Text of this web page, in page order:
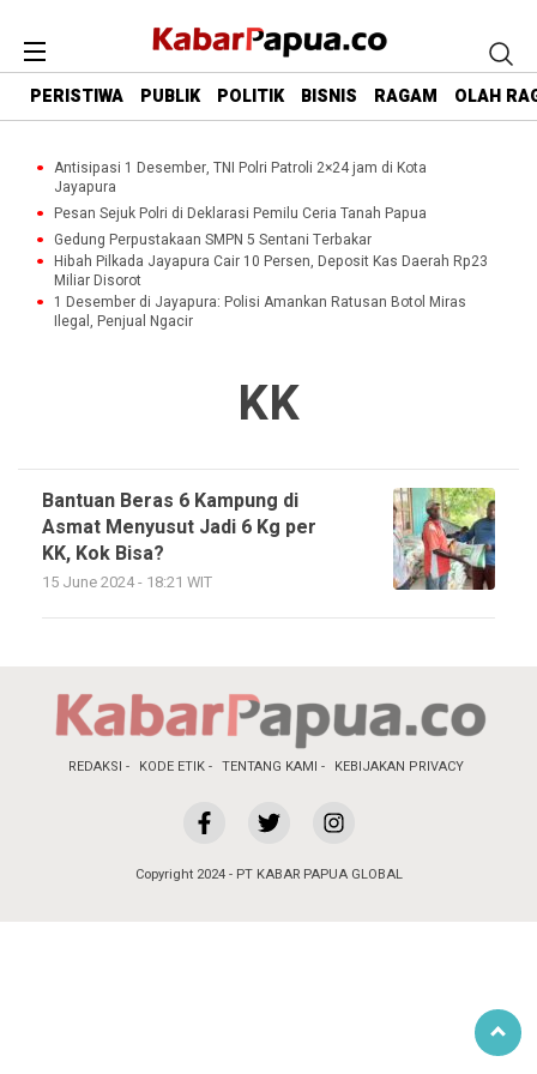
PERISTIWA PUBLIK POLITIK BISNIS RAGAM OLAH
Antisipasi 1 Desember, TNI Polri Patroli 2×24 jam di Kota
Jayapura
Pesan Sejuk Polri di Deklarasi Pemilu Ceria Tanah Papua
Gedung Perpustakaan SMPN 5 Sentani Terbakar
Hibah Pilkada Jayapura Cair 10 Persen, Deposit Kas Daerah Rp23
Miliar Disorot
1 Desember di Jayapura: Polisi Amankan Ratusan Botol Miras
Ilegal, Penjual Ngacir
KK
Bantuan Beras 6 Kampung di
Asmat Menyusut Jadi 6 Kg per
KK, Kok Bisa?
15 June 2024 - 18:21 WIT
REDAKSI KODE ETIK TENTANG KAMI KEBIJAKAN PRIVACY
Copyright 2024 - PT KABAR PAPUA GLOBAL